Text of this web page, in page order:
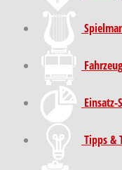
Tipps &